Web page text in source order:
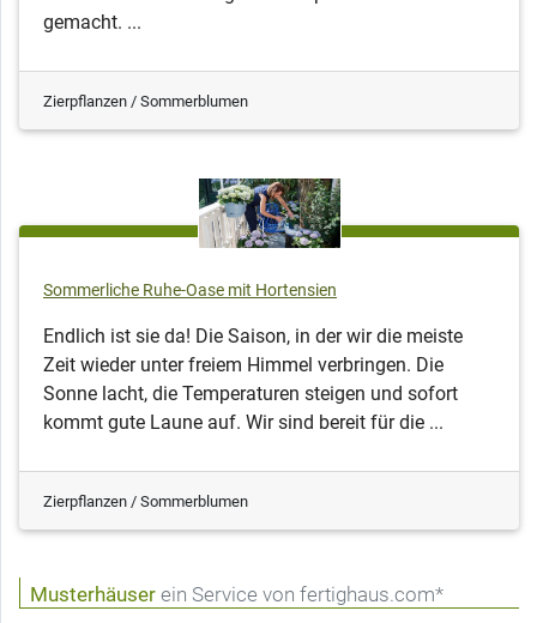
gemacht. ...
Zierpflanzen / Sommerblumen
Sommerliche Ruhe-Oase mit Hortensien
Endlich ist sie da! Die Saison, in der wir die meiste
Zeit wieder unter freiem Himmel verbringen. Die
Sonne lacht, die Temperaturen steigen und sofort
kommt gute Laune auf. Wir sind bereit für die ...
Zierpflanzen / Sommerblumen
Musterhäuser ein Service von fertighaus.com*